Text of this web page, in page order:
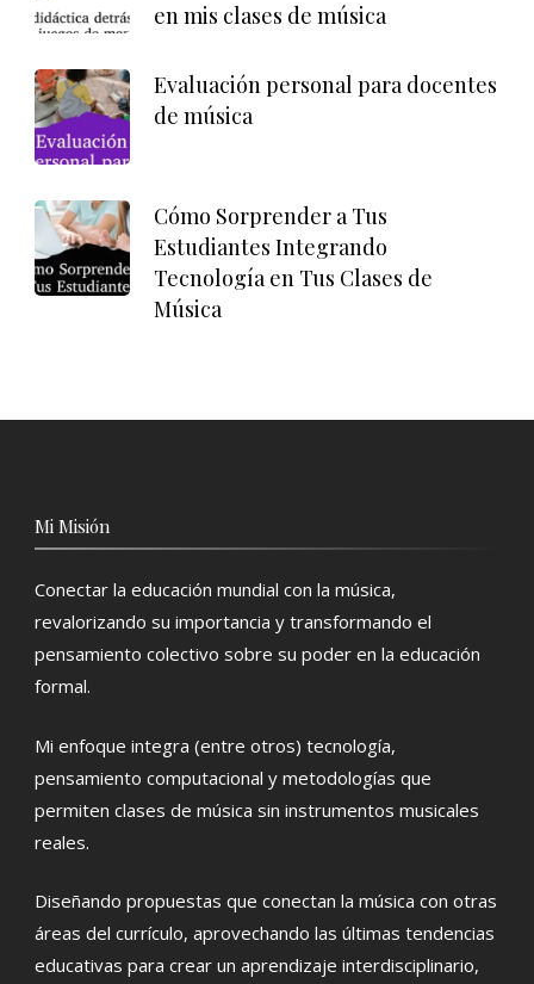
en mis clases de música
Evaluación personal para docentes
de música
Cómo Sorprender a Tus
Estudiantes Integrando
Tecnología en Tus Clases de
Música
Mi Misión
Conectar la educación mundial con la música,
revalorizando su importancia y transformando el
pensamiento colectivo sobre su poder en la educación
formal.
Mi enfoque integra (entre otros) tecnología,
pensamiento computacional y metodologías que
permiten clases de música sin instrumentos musicales
reales.
Diseñando propuestas que conectan la música con otras
áreas del currículo, aprovechando las últimas tendencias
educativas para crear un aprendizaje interdisciplinario,